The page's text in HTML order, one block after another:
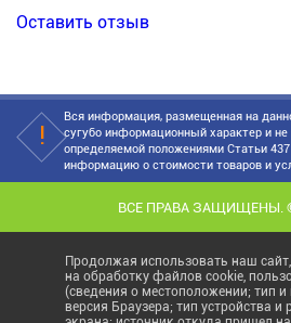
Оставить отзыв
Вся информация, размещенная на
сугубо информационный характер и
определяемой положениями Статьи
информацию о стоимости товаров и
ВСЕ ПРАВА ЗАЩИЩЕНЫ.
Продолжая использовать наш
на обработку файлов cookie,
(сведения о местоположении; тип и
версия Браузера; тип устройства и